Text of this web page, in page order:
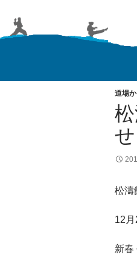
道場
せ
松濤
12
新春